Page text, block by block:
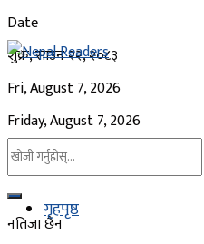
Date
शुक्र, साउन २२, २०८३
Fri, August 7, 2026
Friday, August 7, 2026
नतिजा छैन
गृहपृष्ठ